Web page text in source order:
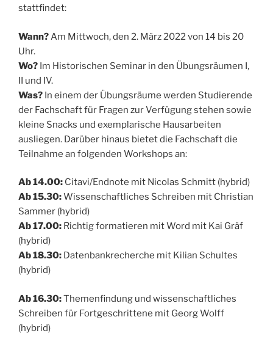
stattfindet:
Wann?Am Mittwoch, den 2. März 2022 von 14 bis 20
Uhr.
Wo? Im Historischen Seminar in den Übungsräumen I,
II und IV.
Was? In einem der Übungsräume werden Studierende
der Fachschaft für Fragen zur Verfügung stehen sowie
kleine Snacks und exemplarische Hausarbeiten
ausliegen. Darüber hinaus bietet die Fachschaft die
Teilnahme an folgenden Workshops an:
Ab 14.00: Citavi/Endnote mit Nicolas Schmitt (hybrid)
Ab 15.30:Wissenschaftliches Schreiben mit Christian
Sammer (hybrid)
Ab 17.00: Richtig formatieren mit Word mit Kai Gräf
(hybrid)
Ab 18.30: Datenbankrecherche mit Kilian Schultes
(hybrid)
Ab 16.30:Themenfindung und wissenschaftliches
Schreiben für Fortgeschrittene mit Georg Wolff
(hybrid)